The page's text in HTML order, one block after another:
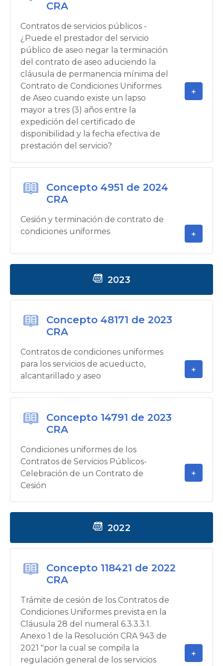
CRA
Contratos de servicios públicos -
¿Puede el prestador del servicio
público de aseo negar la terminación
del contrato de aseo aduciendo la
cláusula de permanencia mínima del
Contrato de Condiciones Uniformes
de Aseo cuando existe un lapso
mayor a tres (3) años entre la
expedición del certificado de
disponibilidad y la fecha efectiva de
prestación del servicio?
Concepto 4951 de 2024
CRA
Cesión y terminación de contrato de
condiciones uniformes
2023
Concepto 48171 de 2023
CRA
Contratos de condiciones uniformes
para los servicios de acueducto,
alcantarillado y aseo
Concepto 14791 de 2023
CRA
Condiciones uniformes de los
Contratos de Servicios Públicos-
Celebración de un Contrato de
Cesión
2022
Concepto 118421 de 2022
CRA
Trámite de cesión de los Contratos de
Condiciones Uniformes prevista en la
Cláusula 28 del numeral 6.3.3.3.1.
Anexo 1 de la Resolución CRA 943 de
2021 "por la cual se compila la
regulación general de los servicios